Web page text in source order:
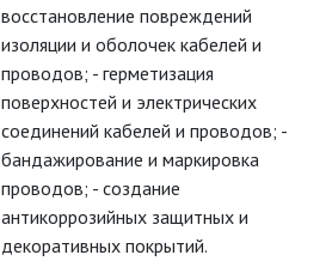
КАБЕЛЬ
КЛЕЙКИЕ ЛЕНТЫ
ЛЕНТЫ СВЕТОДИОДНЫЕ (LED
ЛЕНТЫ)
ЛИНЕЙНЫЕ СВЕТОДИОДНЫЕ
СВЕТИЛЬНИКИ
восстановление повреждений
изоляции и оболочек кабелей и
проводов; - герметизация
поверхностей и электрических
соединений кабелей и проводов; -
бандажирование и маркировка
проводов; - создание
антикоррозийных защитных и
декоративных покрытий.